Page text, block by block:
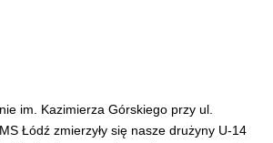
im. Kazimierza Górskiego przy ul.
Łódź zmierzyły się nasze drużyny U-14